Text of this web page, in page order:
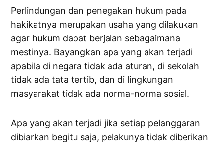
Perlindungan dan penegakan hukum pada
hakikatnya merupakan usaha yang dilakukan
agar hukum dapat berjalan sebagaimana
mestinya. Bayangkan apa yang akan terjadi
apabila di negara tidak ada aturan, di sekolah
tidak ada tata tertib, dan di lingkungan
masyarakat tidak ada norma-norma sosial.
Apa yang akan terjadi jika setiap pelanggaran
dibiarkan begitu saja, pelakunya tidak diberikan